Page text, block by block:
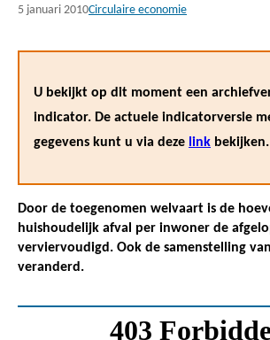
5 januari 2010Circulaire economie
U bekijkt op dit moment een
indicator. De actuele indicatorversie
gegevens kunt u via deze link bekijken.
Door de toegenomen welvaart is de
huishoudelijk afval per inwoner de
verviervoudigd. Ook de samenstelling
veranderd.